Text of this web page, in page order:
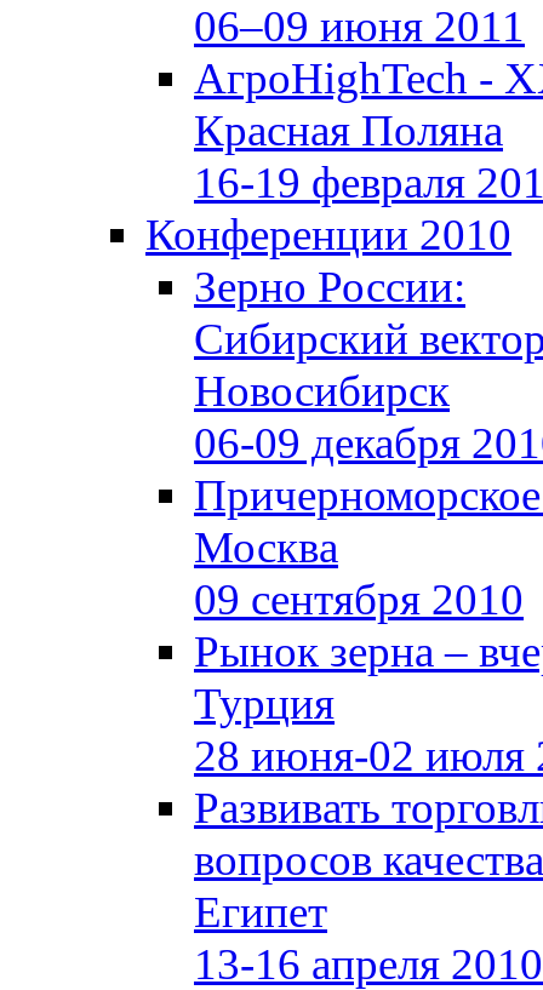
06–09 июня 2011
АгроHighTech -
Красная Поляна
16-19 февраля
Конференции 2010
Зерно России:
Сибирский
Новосибирск
06-09 декабря
Москва
09 сентября 2010
Рынок зерна –
Турция
28 июня-02 июля
Развивать
вопросов качества
Египет
13-16 апреля 2010